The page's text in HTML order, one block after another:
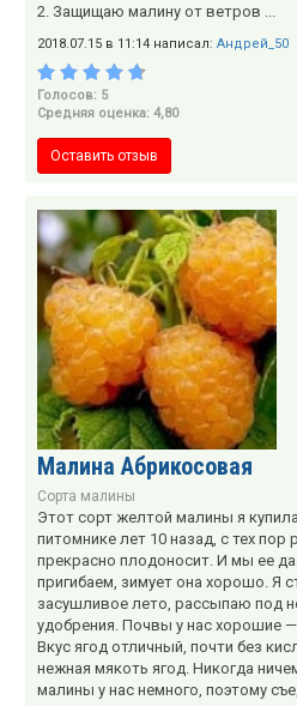
2. Защищаю малину от ветров ...
2018.07.15 в 11:14 написал: Андрей_50
Голосов: 5
Средняя оценка: 4,80
Оставить отзыв
Малина Абрикосовая
Сорта малины
Этот сорт желтой малины я
питомнике лет 10 назад, с тех пор
прекрасно плодоносит. И мы ее
пригибаем, зимует она хорошо. Я
засушливое лето, рассыпаю под
удобрения. Почвы у нас хорошие —
Вкус ягод отличный, почти без
нежная мякоть ягод. Никогда
малины у нас немного, поэтому